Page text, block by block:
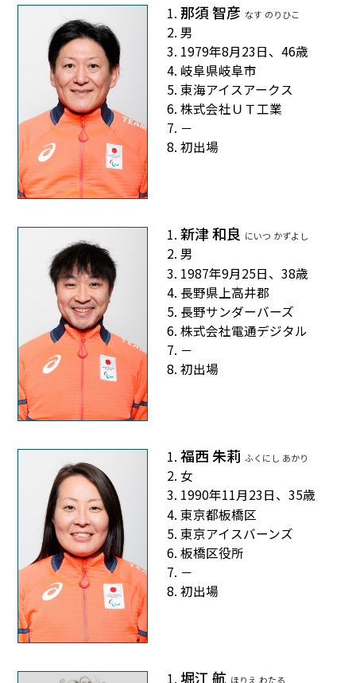
那須 智彦 なす のりひこ
男
1979年8月23日、46歳
岐阜県岐阜市
東海アイスアークス
株式会社ＵＴ工業
－
初出場
新津 和良 にいつ かずよし
男
1987年9月25日、38歳
長野県上高井郡
長野サンダーバーズ
株式会社電通デジタル
－
初出場
福西 朱莉 ふくにし あかり
女
1990年11月23日、35歳
東京都板橋区
東京アイスバーンズ
板橋区役所
－
初出場
堀江 航 ほりえ わたる